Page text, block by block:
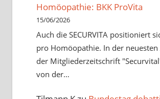
Homöopathie: BKK ProVita
15/06/2026
Auch die SECURVITA positioniert
pro Homöopathie. In der neuesten
der Mitgliederzeitschrift
von der…